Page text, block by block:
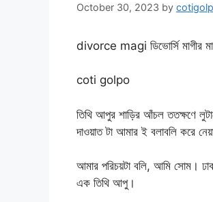
October 30, 2023 by
divorce magi ডিভোর্সি মাগীর
coti golpo
তিথি আপুর শাড়ির আঁচল ততক্ষণে
দাওয়াত টা আমার ই বলাবলি করে
আমার পরিচয়টা বলি, আমি সোম।
এক তিথি আপু।